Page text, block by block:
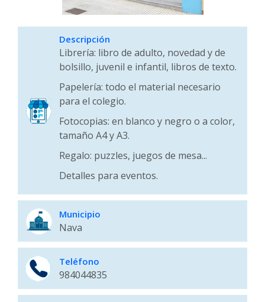
Descripción
Librería: libro de adulto, novedad y de
bolsillo, juvenil e infantil, libros de texto.
Papelería: todo el material necesario
para el colegio.
Fotocopias: en blanco y negro o a color,
tamaño A4 y A3.
Regalo: puzzles, juegos de mesa...
Detalles para eventos.
Municipio
Nava
Teléfono
984044835